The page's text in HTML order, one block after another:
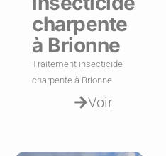
charpente
à Brionne
Traitement insecticide
charpente à Brionne
Voir